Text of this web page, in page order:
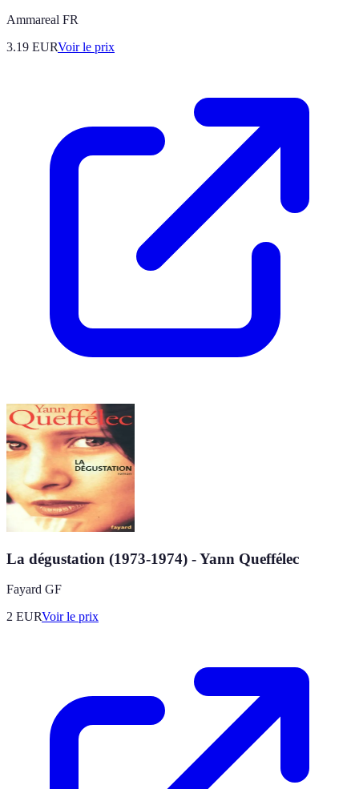
Ammareal FR
3.19 EURVoir le prix
La dégustation (1973-1974) - Yann Queffélec
Fayard GF
2 EURVoir le prix